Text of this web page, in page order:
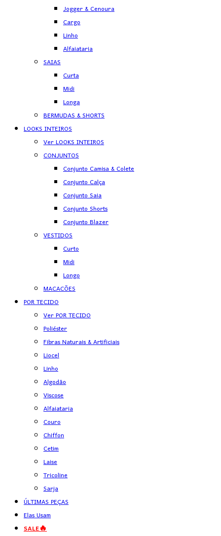
Jogger & Cenoura
Cargo
Linho
Alfaiataria
SAIAS
Curta
Midi
Longa
BERMUDAS & SHORTS
LOOKS INTEIROS
Ver LOOKS INTEIROS
CONJUNTOS
Conjunto Camisa & Colete
Conjunto Calça
Conjunto Saia
Conjunto Shorts
Conjunto Blazer
VESTIDOS
Curto
Midi
Longo
MACACÕES
POR TECIDO
Ver POR TECIDO
Poliéster
Fibras Naturais & Artificiais
Liocel
Linho
Algodão
Viscose
Alfaiataria
Couro
Chiffon
Cetim
Laise
Tricoline
Sarja
ÚLTIMAS PEÇAS
Elas Usam
SALE🔥